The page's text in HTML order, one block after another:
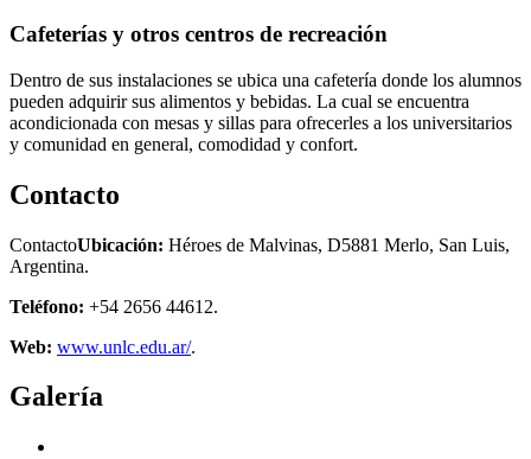
Cafeterías y otros centros de recreación
Dentro de sus instalaciones se ubica una cafetería donde los alumnos
pueden adquirir sus alimentos y bebidas. La cual se encuentra
acondicionada con mesas y sillas para ofrecerles a los universitarios
y comunidad en general, comodidad y confort.
Contacto
ContactoUbicación: Héroes de Malvinas, D5881 Merlo, San Luis,
Argentina.
Teléfono: +54 2656 44612.
Web: www.unlc.edu.ar/.
Galería